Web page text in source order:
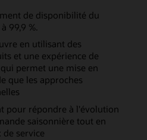
de disponibilité du
99,9 %.
en utilisant des
et une expérience de
permet une mise en
que les approches
pour répondre à l'évolution
saisonnière tout en
service